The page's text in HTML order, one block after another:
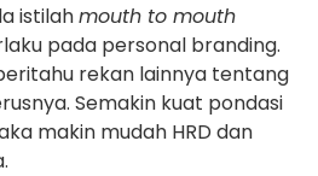
istilahmouth to mouth
pada personal branding.
rekan lainnya tentang
Semakin kuat pondasi
makin mudah HRD dan